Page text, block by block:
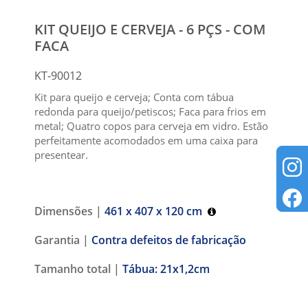
KIT QUEIJO E CERVEJA - 6 PÇS - COM
FACA
KT-90012
Kit para queijo e cerveja; Conta com tábua
redonda para queijo/petiscos; Faca para frios em
metal; Quatro copos para cerveja em vidro. Estão
perfeitamente acomodados em uma caixa para
presentear.
Dimensões | 461 x 407 x 120 cm
Garantia | Contra defeitos de fabricação
Tamanho total | Tábua: 21x1,2cm